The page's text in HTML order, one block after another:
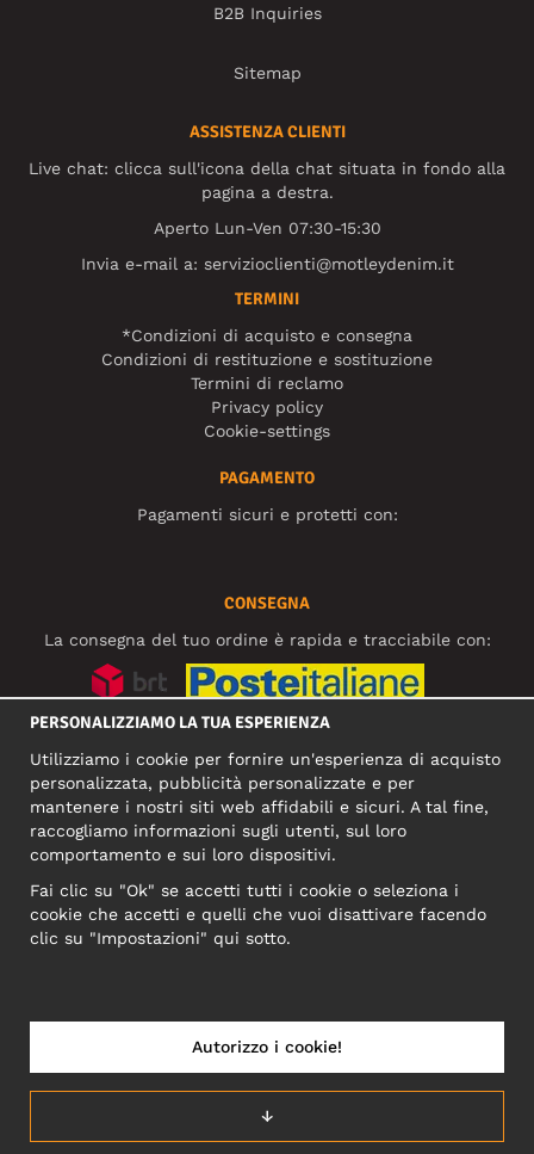
B2B Inquiries
Sitemap
ASSISTENZA CLIENTI
Live chat: clicca sull'icona della chat situata in fondo alla
pagina a destra.
Aperto Lun-Ven 07:30-15:30
Invia e-mail a: servizioclienti@motleydenim.it
TERMINI
*Condizioni di acquisto e consegna
Condizioni di restituzione e sostituzione
Termini di reclamo
Privacy policy
Cookie-settings
PAGAMENTO
Pagamenti sicuri e protetti con:
CONSEGNA
La consegna del tuo ordine è rapida e tracciabile con:
INDIRIZZO COMMERCIALE
Narva mnt 5, EE-10117 Tallinn
Reg: 12356245
ITALIA/ITALIANO
PERSONALIZZIAMO LA TUA ESPERIENZA
Utilizziamo i cookie per fornire un'esperienza di acquisto
personalizzata, pubblicità personalizzate e per
mantenere i nostri siti web affidabili e sicuri. A tal fine,
raccogliamo informazioni sugli utenti, sul loro
comportamento e sui loro dispositivi.
Fai clic su "Ok" se accetti tutti i cookie o seleziona i
cookie che accetti e quelli che vuoi disattivare facendo
clic su "Impostazioni" qui sotto.
↓
Autorizzo i cookie!